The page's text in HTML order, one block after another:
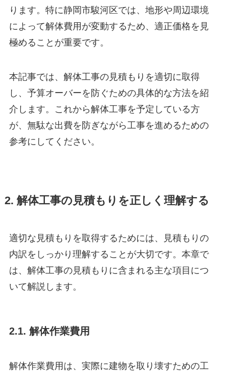
ります。特に静岡市駿河区では、地形や周辺環境
によって解体費用が変動するため、適正価格を見
極めることが重要です。
本記事では、解体工事の見積もりを適切に取得
し、予算オーバーを防ぐための具体的な方法を紹
介します。これから解体工事を予定している方
が、無駄な出費を防ぎながら工事を進めるための
参考にしてください。
2. 解体工事の見積もりを正しく理解する
適切な見積もりを取得するためには、見積もりの
内訳をしっかり理解することが大切です。本章で
は、解体工事の見積もりに含まれる主な項目につ
いて解説します。
2.1. 解体作業費用
解体作業費用は、実際に建物を取り壊すための工